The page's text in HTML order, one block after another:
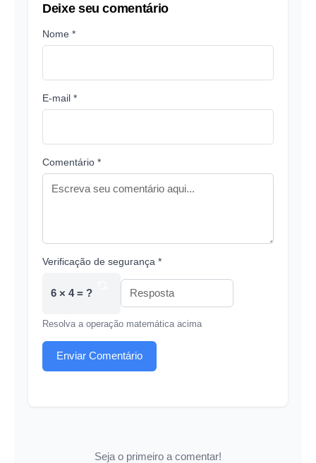
Deixe seu comentário
Nome *
E-mail *
Comentário *
Verificação de segurança *
6 × 4 = ?
Resolva a operação matemática acima
Enviar Comentário
Seja o primeiro a comentar!